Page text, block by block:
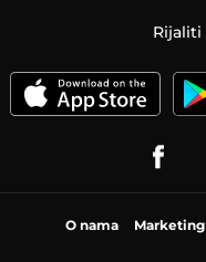
Rijaliti
O nama Marketing